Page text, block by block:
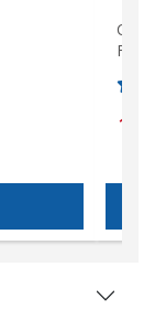
FT-